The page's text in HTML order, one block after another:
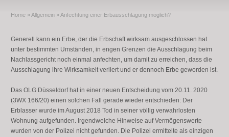
Home »Allgemein »Anfechtung einer Erbausschlagung möglich?
Generell kann ein Erbe, der die Erbschaft wirksam ausgeschlossen hat
unter bestimmten Umständen, in engen Grenzen die Ausschlagung beim
Nachlassgericht noch einmal anfechten, um damit zu erreichen, dass die
Ausschlagung ihre Wirksamkeit verliert und er dennoch Erbe geworden ist.
Das OLG Düsseldorf hat in einer neuen Entscheidung vom 20.11. 2020
(3WX 166/20) einen solchen Fall gerade wieder entschieden: Der
Erblasser wurde im August 2018 Tod in seiner völlig verwahrlosten
Wohnung aufgefunden. Irgendwelche Hinweise auf Vermögenswerte
wurden von der Polizei nicht gefunden. Die Polizei ermittelte als einzigen